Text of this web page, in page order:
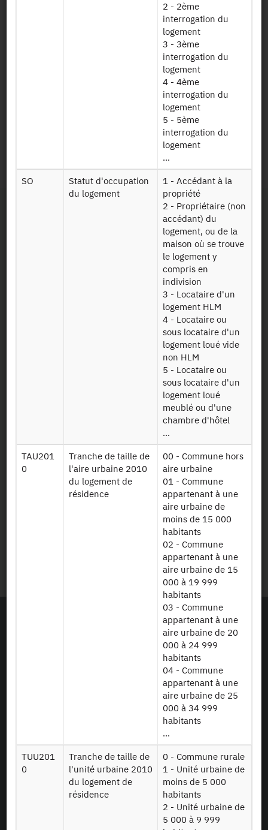
de l’impôt sur le
2 - 2ème
interrogation du
logement
3 - 3ème
interrogation du
logement
4 - 4ème
interrogation du
logement
5 - 5ème
interrogation du
logement
...
SO
Statut d'occupation
du logement
1 - Accédant à la
propriété
2 - Propriétaire (non
accédant) du
logement, ou de la
maison où se trouve
le logement y
compris en
indivision
3 - Locataire d'un
logement HLM
4 - Locataire ou
sous locataire d'un
logement loué vide
non HLM
5 - Locataire ou
sous locataire d'un
logement loué
meublé ou d'une
chambre d'hôtel
...
TAU201
0
Tranche de taille de
l'aire urbaine 2010
du logement de
résidence
00 - Commune hors
aire urbaine
01 - Commune
appartenant à une
aire urbaine de
moins de 15 000
habitants
02 - Commune
appartenant à une
aire urbaine de 15
000 à 19 999
habitants
03 - Commune
appartenant à une
aire urbaine de 20
000 à 24 999
habitants
04 - Commune
appartenant à une
aire urbaine de 25
000 à 34 999
habitants
...
TUU201
0
Tranche de taille de
l'unité urbaine 2010
du logement de
résidence
0 - Commune rurale
1 - Unité urbaine de
moins de 5 000
habitants
2 - Unité urbaine de
5 000 à 9 999
2017 : https://doi.org/10.34724/CASD.110.3211.V1
Documents utiles
Marchés publics
Mentions légales
Protection des données
personnelles
En tant que simple visiteur, la navigation sur le site du CASD n'installera pas de
Le projet Equipex CASD a reçu une aide financée sur le programme
d’Investissements d’Avenir lancé par l’Etat et mis en oeuvre par l’ANR (aide n° ANR-